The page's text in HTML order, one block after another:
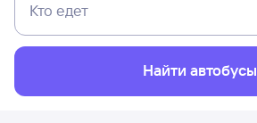
Кто едет
Найти автобусы